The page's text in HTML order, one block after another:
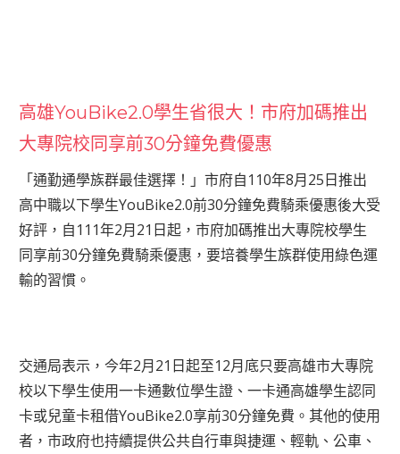
高雄YouBike2.0學生省很大！市府加碼推出
大專院校同享前30分鐘免費優惠
「通勤通學族群最佳選擇！」市府自110年8月25日推出
高中職以下學生YouBike2.0前30分鐘免費騎乘優惠後大受
好評，自111年2月21日起，市府加碼推出大專院校學生
同享前30分鐘免費騎乘優惠，要培養學生族群使用綠色運
輸的習慣。
交通局表示，今年2月21日起至12月底只要高雄市大專院
校以下學生使用一卡通數位學生證、一卡通高雄學生認同
卡或兒童卡租借YouBike2.0享前30分鐘免費。其他的使用
者，市政府也持續提供公共自行車與捷運、輕軌、公車、